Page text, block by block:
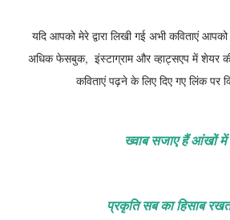
यदि आपको मेरे द्वारा लिखी गई अभी कविताएं आपको पसंद आती है तो अधिक से
अधिक फेसबुक, इंस्टाग्राम और व्हाट्सएप में शेयर
कविताएं पढ़ने के लिए दिए गए लिंक पर
ख्वाब सजाए हैं आंखों
प्रकृति सब का हिसाब